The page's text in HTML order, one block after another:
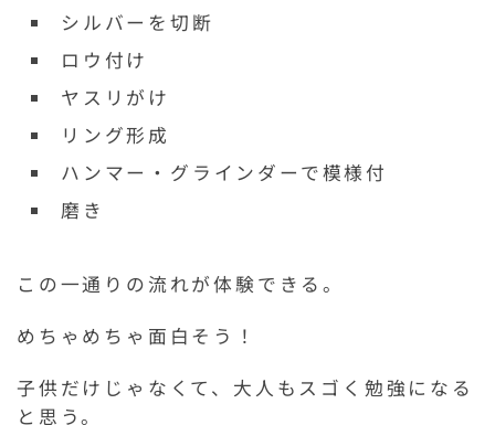
シルバーを切断
ロウ付け
ヤスリがけ
リング形成
ハンマー・グラインダーで模様付
磨き
この一通りの流れが体験できる。
めちゃめちゃ面白そう！
子供だけじゃなくて、大人もスゴく勉強になる
と思う。